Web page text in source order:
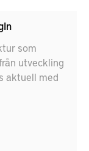
som
utveckling
aktuell med